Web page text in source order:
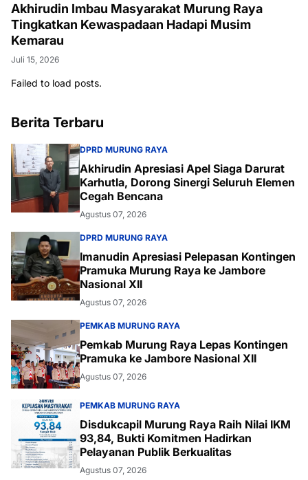
Akhirudin Imbau Masyarakat Murung Raya
Tingkatkan Kewaspadaan Hadapi Musim
Kemarau
Juli 15, 2026
Failed to load posts.
Berita Terbaru
DPRD MURUNG RAYA
Akhirudin Apresiasi Apel Siaga Darurat
Karhutla, Dorong Sinergi Seluruh Elemen
Cegah Bencana
Agustus 07, 2026
DPRD MURUNG RAYA
Imanudin Apresiasi Pelepasan Kontingen
Pramuka Murung Raya ke Jambore
Nasional XII
Agustus 07, 2026
PEMKAB MURUNG RAYA
Pemkab Murung Raya Lepas Kontingen
Pramuka ke Jambore Nasional XII
Agustus 07, 2026
PEMKAB MURUNG RAYA
Disdukcapil Murung Raya Raih Nilai IKM
93,84, Bukti Komitmen Hadirkan
Pelayanan Publik Berkualitas
Agustus 07, 2026